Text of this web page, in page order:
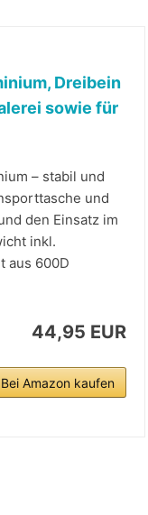
Dreibein
sowie für
– stabil und
und
den Einsatz im
inkl.
aus 600D
44,95 EUR
Bei Amazon kaufen